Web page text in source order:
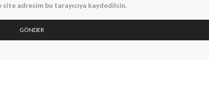
site adresim bu tarayıcıya kaydedilsin.